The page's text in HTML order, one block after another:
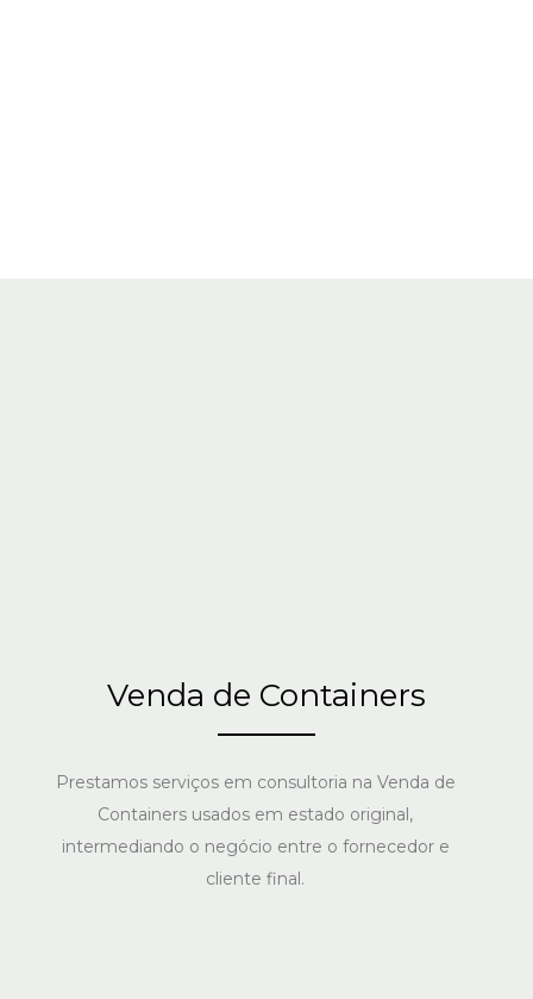
Venda de Containers
Prestamos serviços em consultoria na Venda de
Containers usados em estado original,
intermediando o negócio entre o fornecedor e
cliente final.